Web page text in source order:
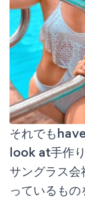
それでも
look at手作
サングラス
っているも